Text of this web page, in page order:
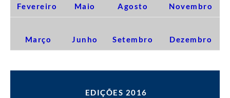
Fevereiro Maio Agosto Novembro
Março Junho Setembro Dezembro
EDIÇÕES 2016